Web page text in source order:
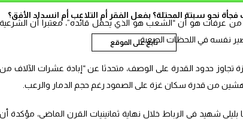
نحو سبتة المحتلة؟ بفعل الفقر أم التلاعب أم انسداد الأفق؟
تابع على الموقع
عرفات هو أن “الشعب هو الذي يحمل قائده”، معتبرا أن الشرعية
نفسه في اللحظات الصعبة.
تجاوز حدود القدرة على الوصف، متحدثا عن “إبادة عشرات الآلاف من
من قدرة سكان غزة على الصمود رغم حجم الدمار والرعب.
شهيد في الرباط خلال نهاية ثمانينيات القرن الماضي، مؤكدة أن